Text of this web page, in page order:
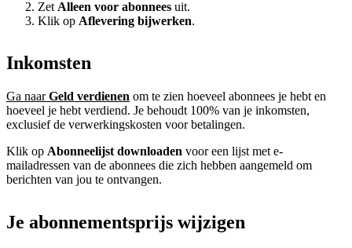
Zet Alleen voor abonnees uit.
Klik op Aflevering bijwerken.
Inkomsten
Ga naarGeld verdienen om te zien hoeveel abonnees je hebt en
hoeveel je hebt verdiend. Je behoudt 100% van je inkomsten,
exclusief de verwerkingskosten voor betalingen.
Klik op Abonneelijst downloaden voor een lijst met e-
mailadressen van de abonnees die zich hebben aangemeld om
berichten van jou te ontvangen.
Je abonnementsprijs wijzigen